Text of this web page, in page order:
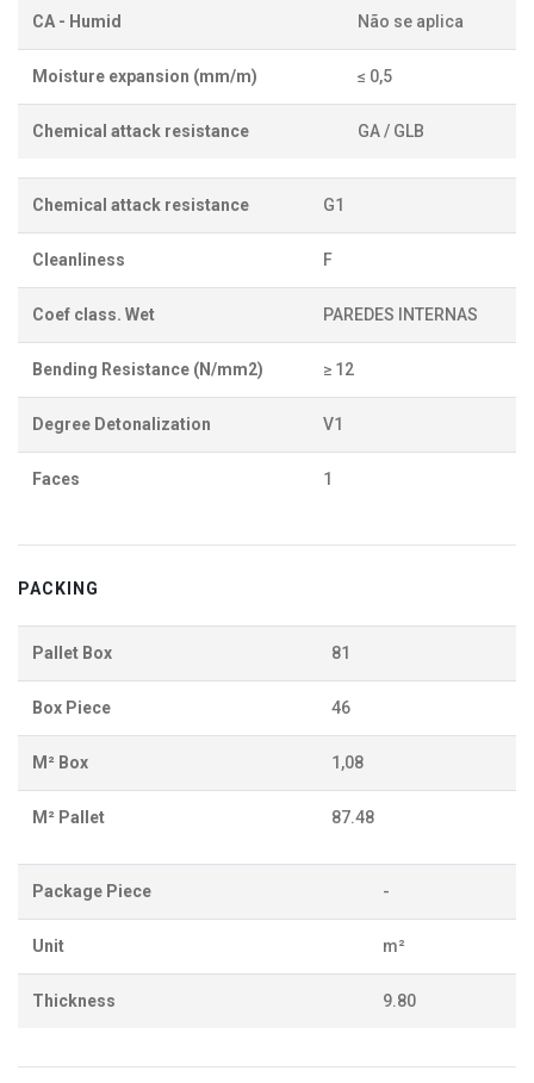
CA - Humid Não se aplica
Moisture expansion (mm/m) ≤ 0,5
Chemical attack resistance GA / GLB
Chemical attack resistance G1
Cleanliness F
Coef class. Wet PAREDES INTERNAS
Bending Resistance (N/mm2) ≥ 12
Degree Detonalization V1
Faces 1
PACKING
Pallet Box 81
Box Piece 46
M² Box 1,08
M² Pallet 87.48
Package Piece -
Unit m²
Thickness 9.80